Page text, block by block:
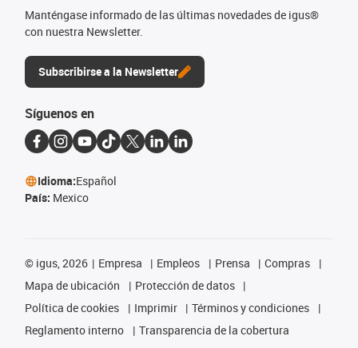
Manténgase informado de las últimas novedades de igus®
con nuestra Newsletter.
Subscribirse a la Newsletter
Síguenos en
Idioma:Español
País: Mexico
© igus, 2026 Empresa Empleos Prensa
Compras
Mapa de ubicación
Protección de datos
Política de cookies
Imprimir
Términos y condiciones
Reglamento interno
Transparencia de la cobertura